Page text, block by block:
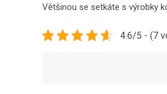
Většinou se setkáte s výrobky
4.6/5 - (7